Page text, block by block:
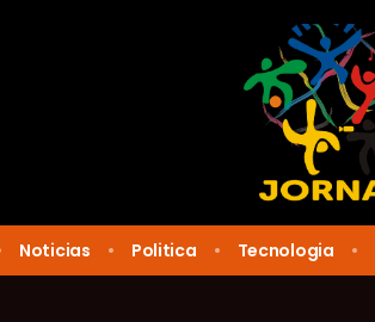
Noticias Politica Tecnologia